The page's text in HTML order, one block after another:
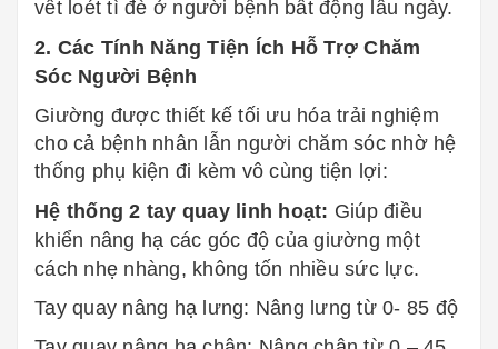
vết loét tì đè ở người bệnh bất động lâu ngày.
2. Các Tính Năng Tiện Ích Hỗ Trợ Chăm
Sóc Người Bệnh
Giường được thiết kế tối ưu hóa trải nghiệm
cho cả bệnh nhân lẫn người chăm sóc nhờ hệ
thống phụ kiện đi kèm vô cùng tiện lợi:
Hệ thống 2 tay quay linh hoạt: Giúp điều
khiển nâng hạ các góc độ của giường một
cách nhẹ nhàng, không tốn nhiều sức lực.
Tay quay nâng hạ lưng: Nâng lưng từ 0- 85 độ